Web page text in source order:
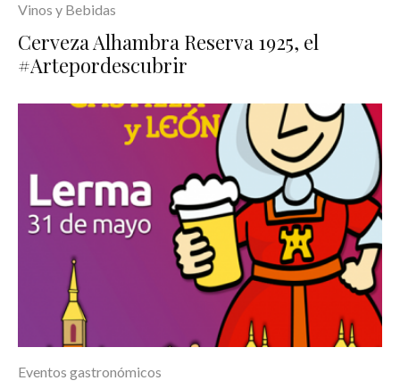
Vinos y Bebidas
Cerveza Alhambra Reserva 1925, el
#Artepordescubrir
Eventos gastronómicos